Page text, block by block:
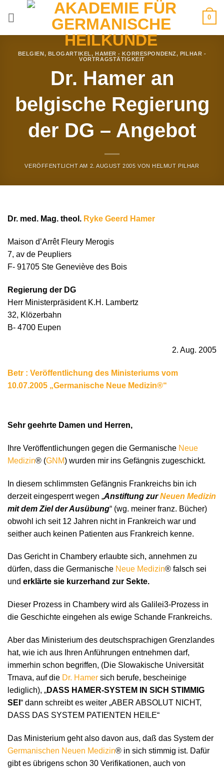
0
BELGIEN , BLOGARTIKEL, HAMER - KORRESPONDENZ, PILHAR -
VORTRAGSTÄTIGKEIT
Dr. Hamer an
belgische Regierung
der DG – Angebot
VERÖFFENTLICHT AM 2. AUGUST 2005 VON HELMUT PILHAR
Dr. med. Mag. theol. Ryke Geerd Hamer
Maison d’Arrêt Fleury Merogis
7, av de Peupliers
F- 91705 Ste Geneviève des Bois
Regierung der DG
Herr Ministerpräsident K.H. Lambertz
32, Klözerbahn
B- 4700 Eupen
2. Aug. 2005
Betr : Veröffentlichung des Ministeriums vom
10.07.2005 „Germanische Neue Medizin®“
Sehr geehrte Damen und Herren,
Ihre Veröffentlichungen gegen die Germanische Neue
Medizin® (GNM) wurden mir ins Gefängnis zugeschickt.
In diesem schlimmsten Gefängnis Frankreichs bin ich
derzeit eingesperrt wegen „Anstiftung zurNeuen Medizin
mit dem Ziel der Ausübung“ (wg. meiner franz. Bücher)
obwohl ich seit 12 Jahren nicht in Frankreich war und
seither auch keinen Patienten aus Frankreich kenne.
Das Gericht in Chambery erlaubte sich, annehmen zu
dürfen, dass die Germanische Neue Medizin® falsch sei
und erklärte sie kurzerhand zur Sekte.
Dieser Prozess in Chambery wird als Galilei3-Prozess in
die Geschichte eingehen als ewige Schande Frankreichs.
Aber das Ministerium des deutschsprachigen Grenzlandes
hat, wie ich aus Ihren Anführungen entnehmen darf,
immerhin schon begriffen, (Die Slowakische Universität
Trnava, auf die Dr. Hamer sich berufe, bescheinige
lediglich), „DASS HAMER-SYSTEM IN SICH STIMMIG
SEI “ dann schreibt es weiter „ABER ABSOLUT NICHT,
DASS DAS SYSTEM PATIENTEN HEILE“
Das Ministerium geht also davon aus, daß das System der
Germanischen Neuen Medizin® in sich stimmig ist. Dafür
gibt es übrigens schon 30 Verifikationen, auch von